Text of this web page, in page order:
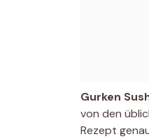
Gurken
von den
Rezept